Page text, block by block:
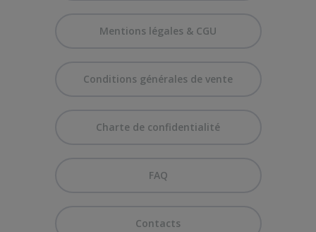
Mentions légales & CGU
Conditions générales de vente
Charte de confidentialité
FAQ
Contacts